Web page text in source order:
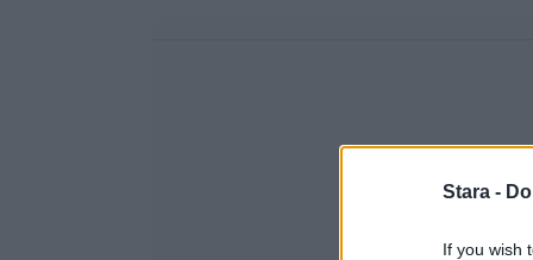
Stara -
If you wish